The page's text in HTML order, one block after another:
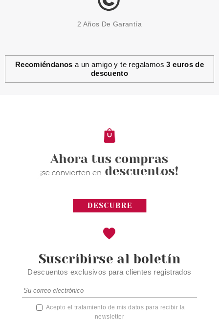
2 Años De Garantía
Recomiéndanos a un amigo y te regalamos3 euros de
descuento
Suscribirse al boletín
Descuentos exclusivos para clientes registrados
Acepto el tratamiento de mis datos para recibir la
newsletter